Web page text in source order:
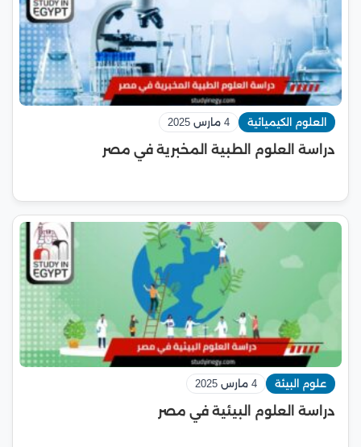
العلوم الكيميائية 4 مارس 2025
دراسة العلوم الطبية المخبرية في مصر
علوم البيئة 4 مارس 2025
دراسة العلوم البيئية في مصر